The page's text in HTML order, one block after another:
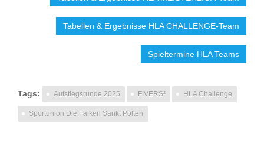
Tabellen & Ergebnisse HLA CHALLENGE-Team
Spieltermine HLA Teams
Tags: Aufstiegsrunde 2025 FIVERS² HLA Challenge
Sportunion Die Falken Sankt Pölten